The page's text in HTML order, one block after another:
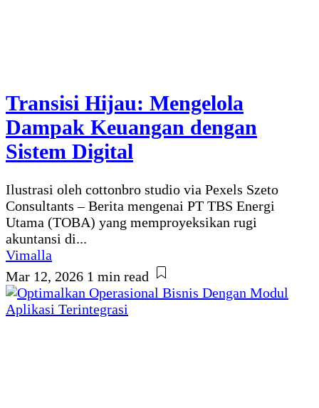
Transisi Hijau: Mengelola
Dampak Keuangan dengan
Sistem Digital
Ilustrasi oleh cottonbro studio via Pexels Szeto
Consultants – Berita mengenai PT TBS Energi
Utama (TOBA) yang memproyeksikan rugi
akuntansi di...
Vimalla
Mar 12, 2026 1 min read